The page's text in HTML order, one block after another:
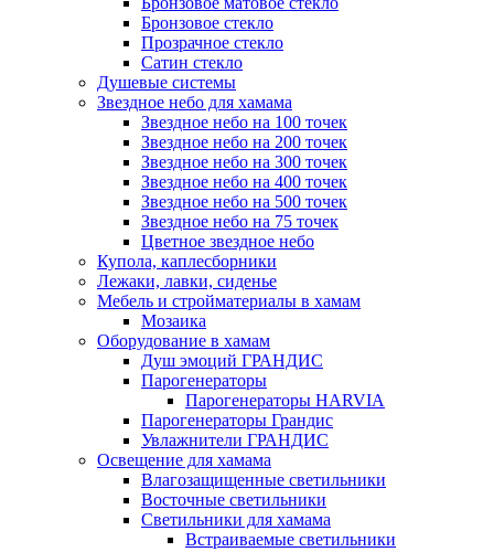
Бронзовое стекло
Прозрачное стекло
Сатин стекло
Душевые системы
Звездное небо для хамама
Звездное небо на 100 точек
Звездное небо на 200 точек
Звездное небо на 300 точек
Звездное небо на 400 точек
Звездное небо на 500 точек
Звездное небо на 75 точек
Цветное звездное небо
Купола, каплесборники
Лежаки, лавки, сиденье
Мебель и стройматериалы в хамам
Мозаика
Оборудование в хамам
Душ эмоций ГРАНДИС
Парогенераторы
Парогенераторы HARVIA
Парогенераторы Грандис
Увлажнители ГРАНДИС
Освещение для хамама
Влагозащищенные светильники
Восточные светильники
Светильники для хамама
Встраиваемые светильники